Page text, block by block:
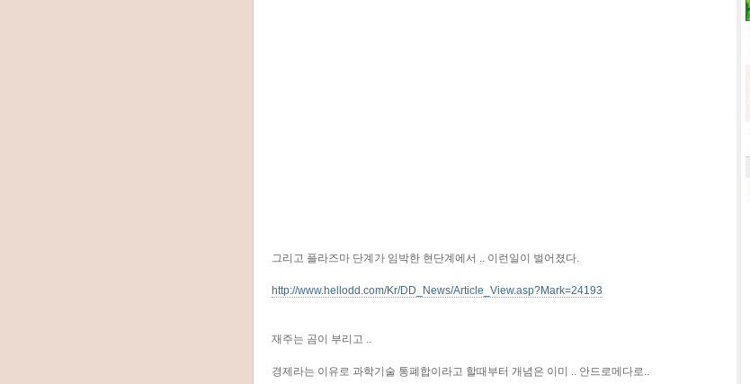
그리고 플라즈마 단계가 임박한 현단계에서 .. 이런일이 벌어졌다.
http://www.hellodd.com/Kr/DD_News/Article_View.asp?Mark=24193
재주는 곰이 부리고 ..
경제라는 이유로 과학기술 통폐합이라고 할때부터 개념은 이미 .. 안드로메다로..